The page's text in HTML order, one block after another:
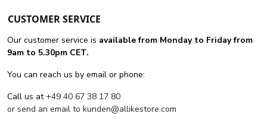
CUSTOMER SERVICE
Our customer service is available from Monday to Friday from
9am to 5.30pm CET.
You can reach us by email or phone:
Call us at+49 40 67 38 17 80
or send an email to kunden@allikestore.com